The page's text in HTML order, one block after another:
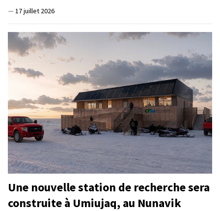
— 17 juillet 2026
Une nouvelle station de recherche sera
construite à Umiujaq, au Nunavik